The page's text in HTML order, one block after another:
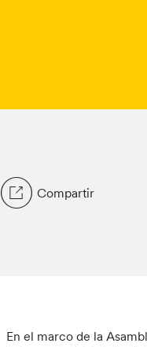
Compartir
En el marco de la